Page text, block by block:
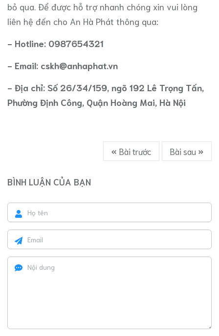
bỏ qua. Để được hỗ trợ nhanh chóng xin vui lòng
liên hệ đến cho An Hà Phát thông qua:
- Hotline: 0987654321
- Email: cskh@anhaphat.vn
- Địa chỉ: Số 26/34/159, ngõ 192 Lê Trọng Tấn,
Phường Định Công, Quận Hoàng Mai, Hà Nội
Bài trước Bài sau
BÌNH LUẬN CỦA BẠN